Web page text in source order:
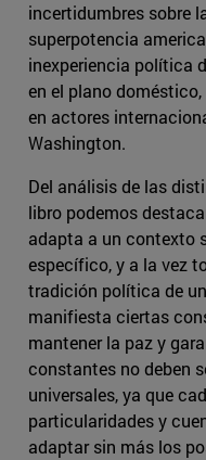
incertidumbres sobre
superpotencia
inexperiencia política
en el plano
en actores
Washington.
Del análisis de las
libro podemos
adapta a un contexto
específico, y a la vez
tradición política de
manifiesta ciertas
mantener la paz y
constantes no deben
universales, ya que
particularidades y
adaptar sin más los